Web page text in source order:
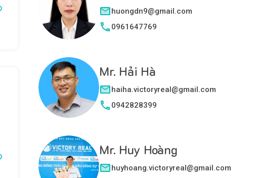
huongdn9@gmail.com
0961647769
Mr. Hải Hà
haiha.victoryreal@gmail.com
0942828399
Mr. Huy Hoàng
huyhoang.victoryreal@gmail.com